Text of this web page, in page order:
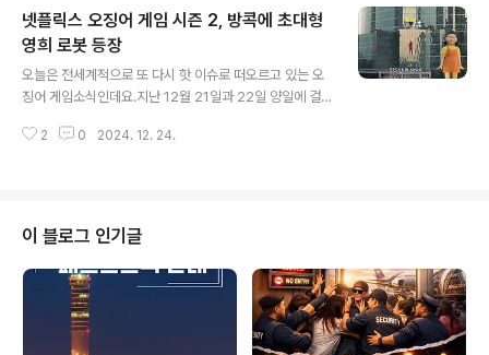
비자 체류 기간을 60일에서 30일로 단축하기로 했다.라는
뉴스를 접할 수 있습니다. 17일 방콕포스트에 따르면 소라
웡 티엔통 태국 관광체육부장관은 모든 이해관계자와 함께
무비자 체류 제도 악용 문제를 광범위하게 논의했으며 이
(뉴시스보도) 다만 추가적인 세부 사항은 이번 결정을 공식
넷플릭스 오징어 게임 시즌 2, 방콕에 초대형
영희 로봇 등장
오늘은 전세계적으로 또 다시 핫 이슈로 떠오르고 있는 오
징어 게임소식인데요.지난 12월 21일과 22일 양일에 걸
원들과 함께 크르주를 타고 등장했습니다. 12/26일 넷플
희가 크르주선에 서있습니다. 영희는 크르주에 누어있다가
수직으로 일어서면서무궁화 꽃이 피었습니다.를 반복적으
로 재생하며이벤트의 시작을 알렸습니다. 오징어 게임이
영희와 무궁화 꽃이 피었습니다.는 태국에서 ‘고고와 (โกโ
กวา)라고 부릅니다. 우선 저는 오늘 오후 행사 스케줄 따라
서 아이콘 시암 2층 애플 스토어 ..
2 0 2024. 12. 24.
이 블로그 인기글